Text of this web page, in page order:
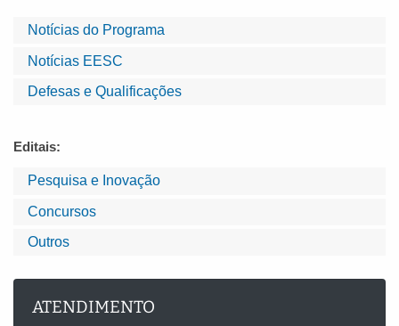
Notícias do Programa
Notícias EESC
Defesas e Qualificações
Editais:
Pesquisa e Inovação
Concursos
Outros
ATENDIMENTO